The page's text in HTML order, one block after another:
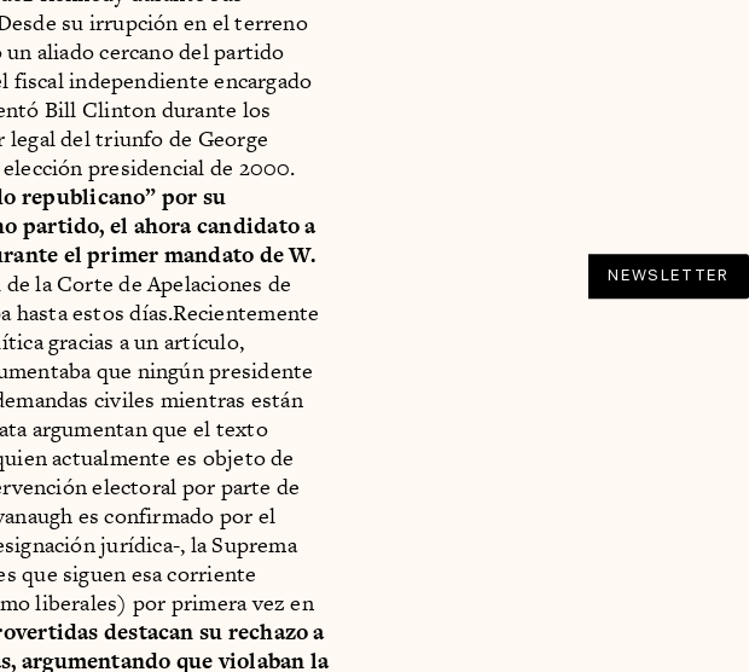
su irrupción en el terreno
aliado cercano del partido
independiente encargado
Bill Clinton durante los
legal del triunfo de George
presidencial de 2000.
republicano” por su
partido, el ahora candidato a
el primer mandato de W.
la Corte de Apelaciones de
hasta estos días.Recientemente
gracias a un artículo,
que ningún presidente
civiles mientras están
argumentan que el texto
actualmente es objeto de
electoral por parte de
es confirmado por el
jurídica-, la Suprema
que siguen esa corriente
liberales) por primera vez en
destacan su rechazo a
argumentando que violaban la
NEWSLETTER